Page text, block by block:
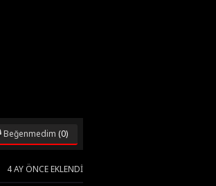
Beğenmedim (0)
4 AY ÖNCE EKLENDI